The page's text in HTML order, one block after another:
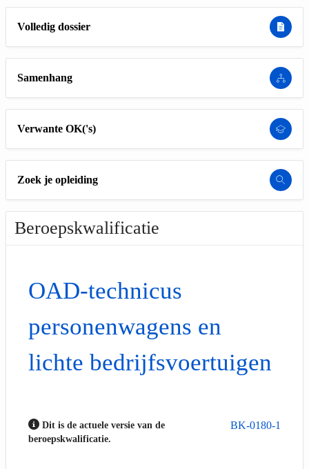
Volledig dossier
Samenhang
Verwante OK('s)
Zoek je opleiding
Beroepskwalificatie
OAD-technicus
personenwagens en
lichte bedrijfsvoertuigen
BK-0180-1
Dit is de actuele versie van de
beroepskwalificatie.